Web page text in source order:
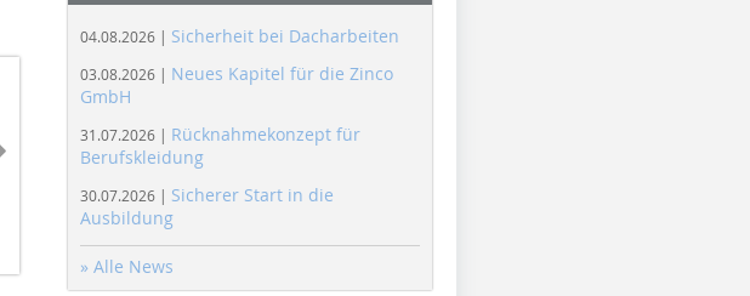
04.08.2026 | Sicherheit bei Dacharbeiten
03.08.2026 | Neues Kapitel für die Zinco
GmbH
31.07.2026 | Rücknahmekonzept für
Berufskleidung
30.07.2026 | Sicherer Start in die
Ausbildung
» Alle News